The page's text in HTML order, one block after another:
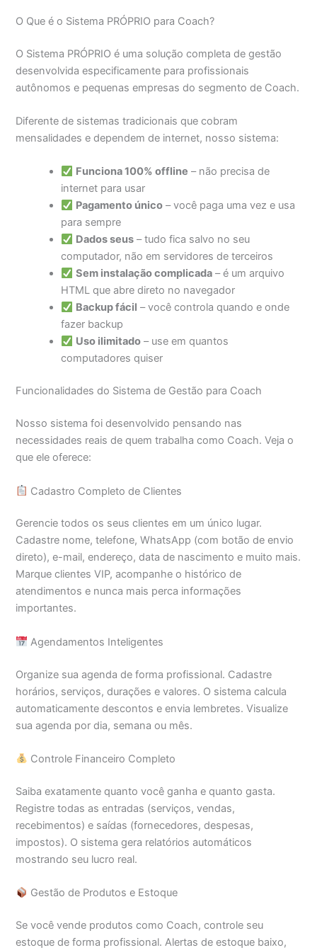
O Que é o Sistema PRÓPRIO para Coach?
O Sistema PRÓPRIO é uma solução completa de gestão
desenvolvida especificamente para profissionais
autônomos e pequenas empresas do segmento de Coach.
Diferente de sistemas tradicionais que cobram
mensalidades e dependem de internet, nosso sistema:
Funciona 100% offline – não precisa de
internet para usar
Pagamento único– você paga uma vez e usa
para sempre
Dados seus– tudo fica salvo no seu
computador, não em servidores de terceiros
Sem instalação complicada– é um arquivo
HTML que abre direto no navegador
Backup fácil – você controla quando e onde
fazer backup
Uso ilimitado– use em quantos
computadores quiser
Funcionalidades do Sistema de Gestão para Coach
Nosso sistema foi desenvolvido pensando nas
necessidades reais de quem trabalha como Coach. Veja o
que ele oferece:
Cadastro Completo de Clientes
Gerencie todos os seus clientes em um único lugar.
Cadastre nome, telefone, WhatsApp (com botão de envio
direto), e-mail, endereço, data de nascimento e muito mais.
Marque clientes VIP, acompanhe o histórico de
atendimentos e nunca mais perca informações
importantes.
Agendamentos Inteligentes
Organize sua agenda de forma profissional. Cadastre
horários, serviços, durações e valores. O sistema calcula
automaticamente descontos e envia lembretes. Visualize
sua agenda por dia, semana ou mês.
Controle Financeiro Completo
Saiba exatamente quanto você ganha e quanto gasta.
Registre todas as entradas (serviços, vendas,
recebimentos) e saídas (fornecedores, despesas,
impostos). O sistema gera relatórios automáticos
mostrando seu lucro real.
Gestão de Produtos e Estoque
Se você vende produtos como Coach, controle seu
estoque de forma profissional. Alertas de estoque baixo,